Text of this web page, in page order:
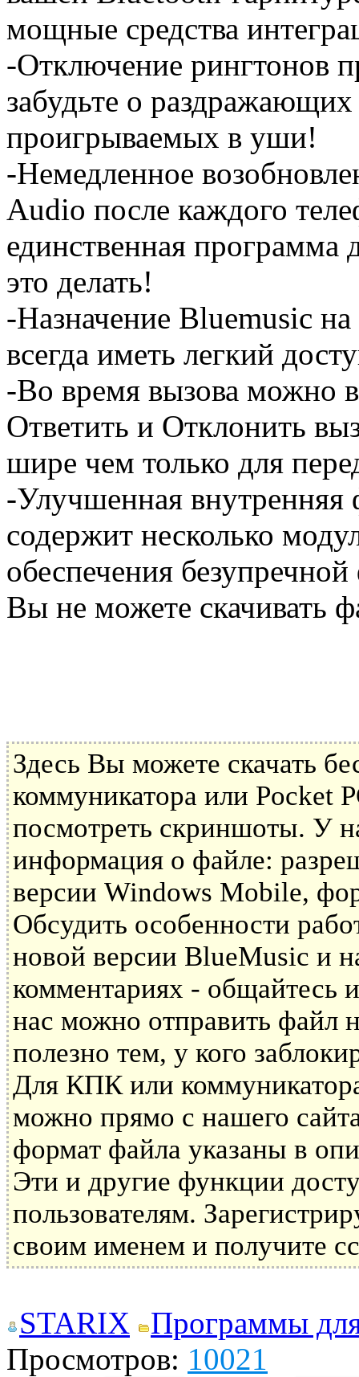
мощные средства
-Отключение рингтонов
забудьте о
проигрываемых в уши!
-Немедленное
Audio после каждого
единственная
это делать!
-Назначение Bluemusic
всегда иметь легкий
-Во время вызова можно
Ответить и Отклонить
шире чем только для
-Улучшенная внутренняя
содержит несколько
обеспечения
Вы не можете скачивать
Здесь Вы можете скачать
коммуникатора или Pocket
посмотреть скриншоты. У
информация о файле:
версии Windows Mobile,
Обсудить особенности
новой версии BlueMusic и
комментариях - общайтесь
нас можно отправить файл
полезно тем, у кого
Для КПК или
можно прямо с нашего
формат файла указаны в
Эти и другие функции
пользователям.
своим именем и получите
STARIX
Программы
Просмотров: 10021